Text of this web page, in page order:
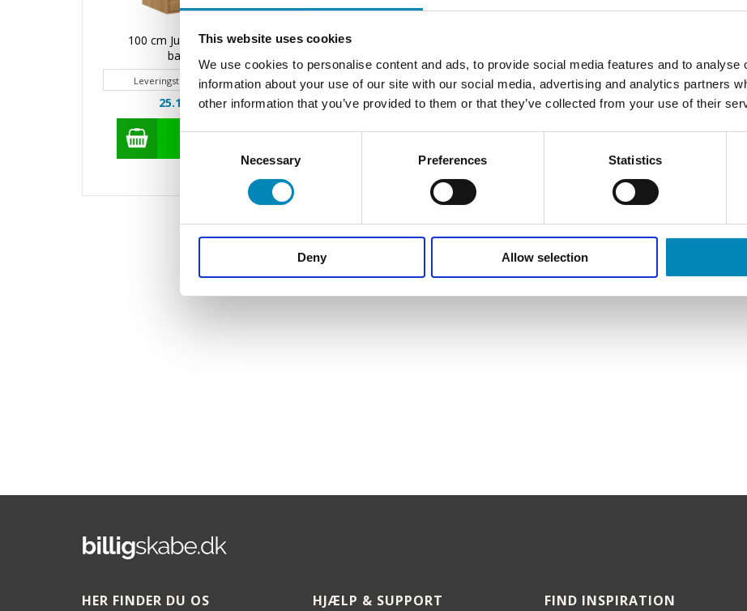
This website uses cookies
We use cookies to personalise content and ads, to provide social media features and to analyse
information about your use of our site with our social media, advertising and analytics partners
other information that you’ve provided to them or that they’ve collected from your use of their
Selection
Necessary Preferences Statistics
Deny Allow selection
100 cm Just Wood Original
baristaskab
Leveringstid 20 - 30 hverdage
25.121,00DKK
100 cm Just Wood Push baristaskab
Leveringstid 20 - 30 hverdage
25.121,00DKK
HER FINDER DU OS HJÆLP & SUPPORT FIND INSPIRATION